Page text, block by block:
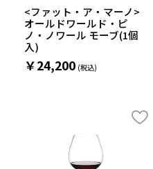
<ファット・ア・マーノ>
オールドワールド・ピ
ノ・ノワール モーブ(1個
入)
￥24,200